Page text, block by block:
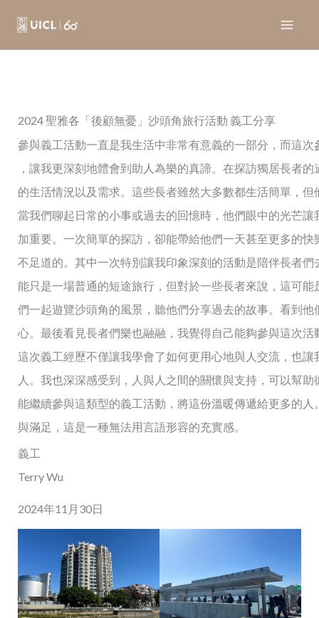
2024 聖雅各「後顧無憂」沙頭角旅行活動 義工分享
參與義工活動一直是我生活中非常有意義的一部分，而這
，讓我更深刻地體會到助人為樂的真諦。 在探訪獨居長者的
的生活情況以及需求。這些長者雖然大多數都生活簡單，
當我們聊起日常的小事或過去的回憶時，他們眼中的光芒
加重要。一次簡單的探訪，卻能帶給他們一天甚至更多的
不足道的。 其中一次特別讓我印象深刻的活動是陪伴長者
能只是一場普通的短途旅行，但對於一些長者來說，這可
們一起遊覽沙頭角的風景，聽他們分享過去的故事。看到
心。最後看見長者們樂也融融，我覺得自己能夠參與這次活
這次義工經歷不僅讓我學會了如何更用心地與人交流，也
人。我也深深感受到，人與人之間的關懷與支持，可以幫
能繼續參與這類型的義工活動，將這份溫暖傳遞給更多的
與滿足，這是一種無法用言語形容的充實感。
義工
Terry Wu
2024年11月30日